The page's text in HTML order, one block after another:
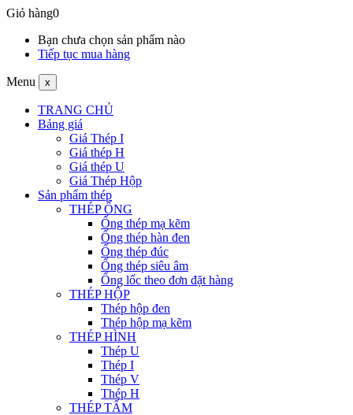
Giỏ hàng0
Bạn chưa chọn sản phẩm nào
Tiếp tục mua hàng
Menu x
TRANG CHỦ
Bảng giá
Giá Thép I
Giá thép H
Giá thép U
Giá Thép Hộp
Sản phẩm thép
THÉP ỐNG
Ống thép mạ kẽm
Ống thép hàn đen
Ống thép đúc
Ống thép siêu âm
Ống lốc theo đơn đặt hàng
THÉP HỘP
Thép hộp đen
Thép hộp mạ kẽm
THÉP HÌNH
Thép U
Thép I
Thép V
Thép H
THÉP TẤM